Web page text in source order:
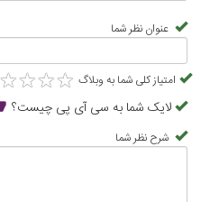
عنوان نظر شما
امتیاز کلی شما به وبلاگ ★★★★
★★★★
لایک شما به سی آی پی چیست؟
شرح نظر شما